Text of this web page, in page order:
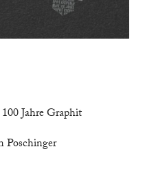
Jahre Graphit
Poschinger